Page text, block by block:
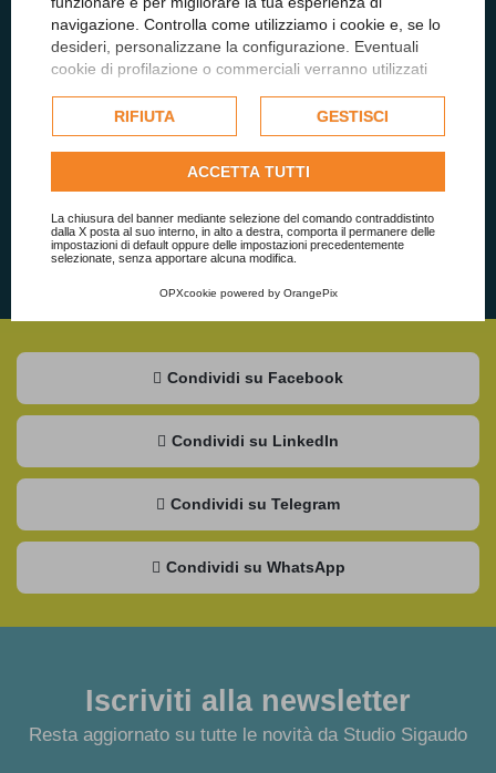
navigazione. Controlla come utilizziamo i cookie e, se lo
desideri, personalizzane la configurazione. Eventuali
cookie di profilazione o commerciali verranno utilizzati
dell'utente e, se consentito, potrebbero essere utilizzati
per personalizzare gli annunci pubblicitari. Per ulteriori
informazioni su come Google utilizza i dati raccolti,
politica sulla privacy di Google
Consulta l'informativa cookie completa.
RIFIUTA GESTISCI
ACCETTA TUTTI
La chiusura del banner mediante selezione del comando contraddistinto
dalla X posta al suo interno, in alto a destra, comporta il permanere delle
impostazioni di default oppure delle impostazioni precedentemente
selezionate, senza apportare alcuna modifica.
OPXcookie powered by OrangePix
Mettiti in contatto con il nostro team per ottenere
Condividi su Facebook
Condividi su LinkedIn
Condividi su Telegram
Condividi su WhatsApp
Iscriviti alla newsletter
Resta aggiornato su tutte le novità da Studio Sigaudo